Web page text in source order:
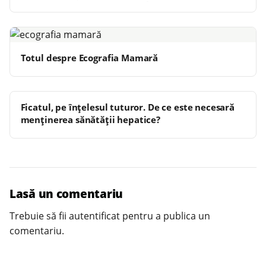
Totul despre Ecografia Mamară
Ficatul, pe înțelesul tuturor. De ce este necesară
menținerea sănătății hepatice?
Lasă un comentariu
Trebuie să fii autentificat pentru a publica un
comentariu.